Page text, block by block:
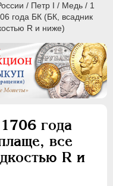
/ Пeтр I / Медь / 1
года БК (БК, всадник
R и ниже)
года
все
R и